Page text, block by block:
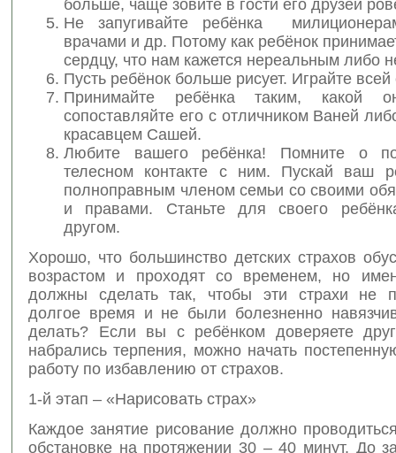
больше, чаще зовите в гости его друзей
Не запугивайте ребёнка
врачами и др. Потому как ребёнок
сердцу, что нам кажется нереальным либо
Пусть ребёнок больше рисует. Играйте
Принимайте ребёнка таким, какой
сопоставляйте его с отличником Ваней
красавцем Сашей.
Любите вашего ребёнка! Помните о
телесном контакте с ним. Пускай ваш
полноправным членом семьи со своими
и правами. Станьте для своего
другом.
Хорошо, что большинство детских страхов
возрастом и проходят со временем, но
должны сделать так, чтобы эти страхи не
долгое время и не были болезненно
делать? Если вы с ребёнком доверяете
набрались терпения, можно начать
работу по избавлению от страхов.
1-й этап – «Нарисовать страх»
Каждое занятие рисование должно
обстановке на протяжении 30 – 40 минут. До